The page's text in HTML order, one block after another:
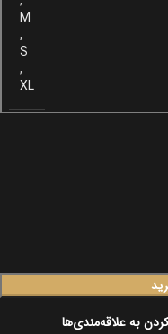
M
,
S
,
XL
به علاقه‌مندی‌ها